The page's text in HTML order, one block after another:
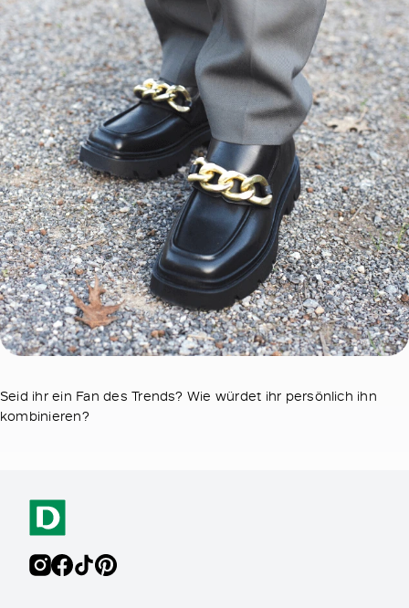
Seid ihr ein Fan des Trends? Wie würdet ihr persönlich ihn
kombinieren?